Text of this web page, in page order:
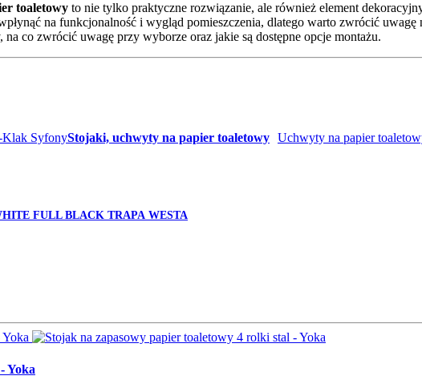
toaletowy to nie tylko praktyczne rozwiązanie, ale również element
na funkcjonalność i wygląd pomieszczenia, dlatego warto zwrócić
co zwrócić uwagę przy wyborze oraz jakie są dostępne opcje montażu.
SyfonyStojaki, uchwyty na papier toaletowy Uchwyty na papier
FULL BLACK TRAPA WESTA
Yoka